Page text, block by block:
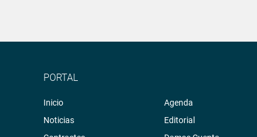
PORTAL
Inicio
Noticias
Agenda
Editorial